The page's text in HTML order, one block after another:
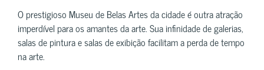
O prestigioso Museu de Belas Artes da cidade é outra atração
imperdível para os amantes da arte. Sua infinidade de galerias,
salas de pintura e salas de exibição facilitam a perda de tempo
na arte.